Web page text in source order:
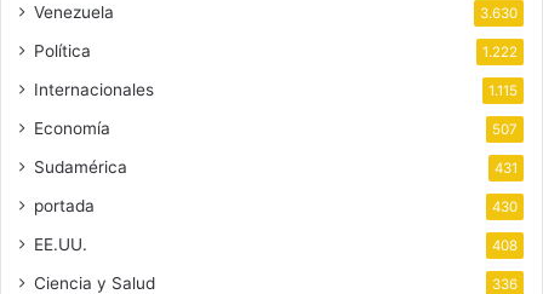
Venezuela 3.630
Política 1.222
Internacionales 1.115
Economía 507
Sudamérica 431
portada 430
EE.UU. 408
Ciencia y Salud 336